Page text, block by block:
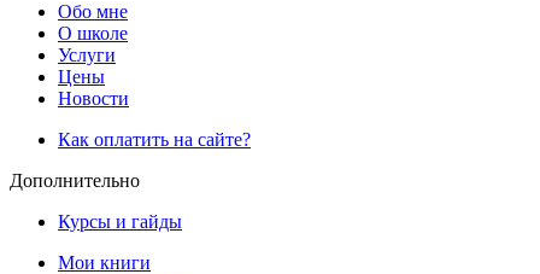
Обо мне
О школе
Услуги
Цены
Новости
Как оплатить на сайте?
Дополнительно
Курсы и гайды
Мои книги